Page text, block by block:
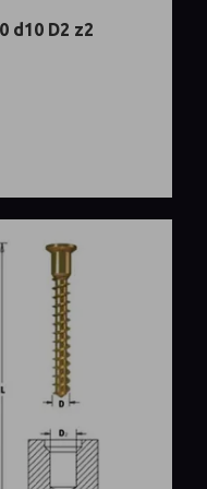
d10 D2 z2